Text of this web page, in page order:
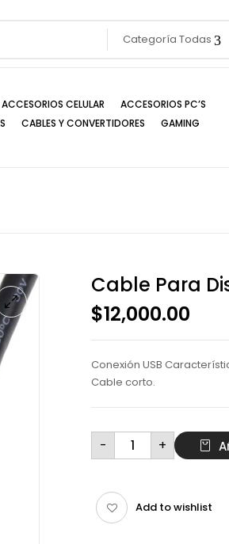
Categoría Todas
ACCESORIOS CELULAR
ACCESORIOS PC’S
CABLES Y CONVERTIDORES
GAMING
Cable Para
$12,000.00
Conexión USB
Cable corto.
- Cable
para
disco
cantidad
+
Add to wishlist